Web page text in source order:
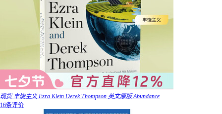
现货 丰饶主义 Ezra Klein Derek Thompson 英文原版 Abundance
16条评价